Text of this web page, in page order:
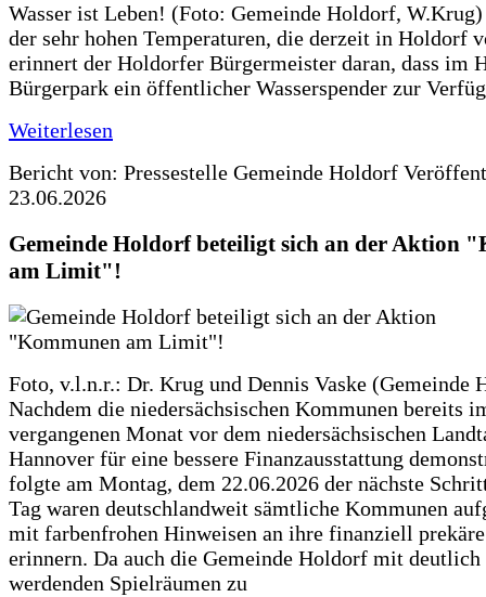
Wasser ist Leben! (Foto: Gemeinde Holdorf,
der sehr hohen Temperaturen, die derzeit in Holdorf
erinnert der Holdorfer Bürgermeister daran, dass im
Bürgerpark ein öffentlicher Wasserspender zur
Weiterlesen
Bericht von: Pressestelle Gemeinde Holdorf
23.06.2026
Gemeinde Holdorf beteiligt sich an der Aktion
am Limit"!
Foto, v.l.n.r.: Dr. Krug und Dennis Vaske (Gemeinde
Nachdem die niedersächsischen Kommunen bereits
vergangenen Monat vor dem niedersächsischen
Hannover für eine bessere Finanzausstattung
folgte am Montag, dem 22.06.2026 der nächste
Tag waren deutschlandweit sämtliche Kommunen
mit farbenfrohen Hinweisen an ihre finanziell
erinnern. Da auch die Gemeinde Holdorf mit deutlich
werdenden Spielräumen zu